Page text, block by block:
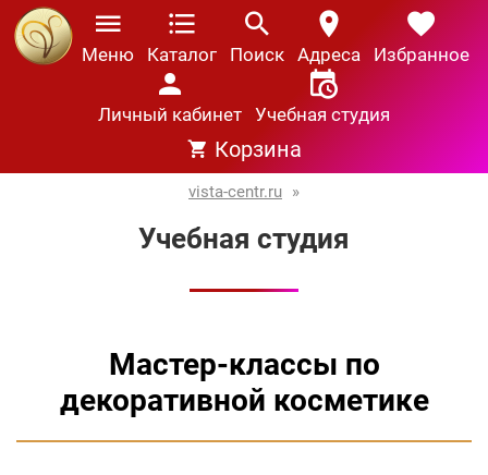
Меню Каталог Поиск Адреса Избранное
Личный кабинет Учебная студия
Корзина
vista-centr.ru »
Учебная студия
Мастер-классы по
декоративной косметике